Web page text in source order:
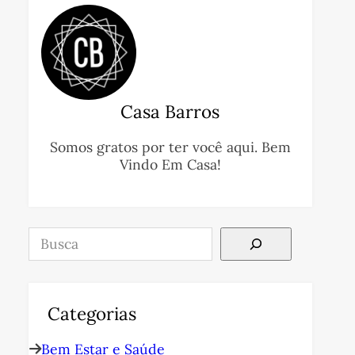
Casa Barros
Somos gratos por ter você aqui. Bem
Vindo Em Casa!
Pesquisar
Categorias
Bem Estar e Saúde